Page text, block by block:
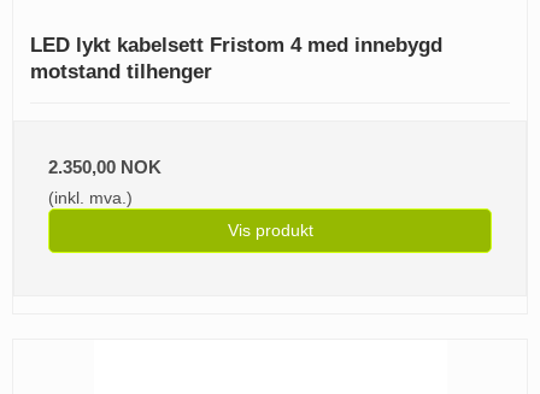
LED lykt kabelsett Fristom 4 med innebygd
motstand tilhenger
2.350,00 NOK
(inkl. mva.)
Vis produkt